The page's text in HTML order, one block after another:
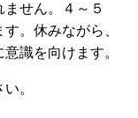
せん。４～５
。休みながら、
識を向けます。
。